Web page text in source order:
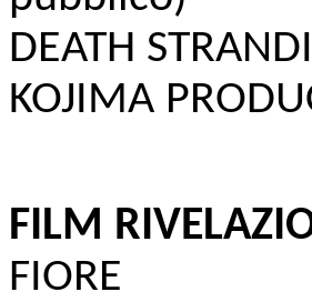
DEATH
KOJIMA
FILM
FIORE